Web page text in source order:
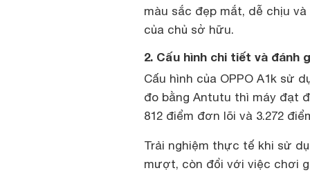
màu sắc đẹp mắt, dễ chịu
của chủ sở hữu.
2. Cấu hình chi tiết và đánh
Cấu hình của OPPO A1k sử
đo bằng Antutu thì máy đạt
812 điểm đơn lõi và 3.272
Trải nghiệm thực tế khi sử
mượt, còn đổi với việc chơi